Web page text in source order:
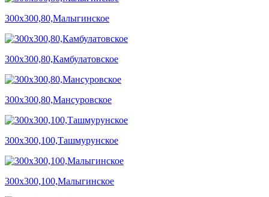
300х300,80,Малыгинское
300х300,80,Камбулатовское
300х300,80,Мансуровское
300х300,100,Ташмурунское
300х300,100,Малыгинское